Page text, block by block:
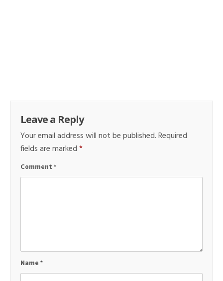
Leave a Reply
Your email address will not be published.Required
fields are marked*
Comment*
Name*